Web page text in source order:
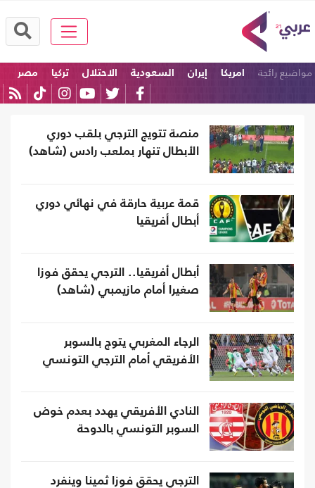
مواضيع رائجة امريكا إيران السعودية الاحتلال تركيا مصر
منصة تتويج الترجي بلقب دوري
الأبطال تنهار بملعب رادس (شاهد)
قمة عربية حارقة في نهائي دوري
أبطال أفريقيا
أبطال أفريقيا.. الترجي يحقق فوزا
صغيرا أمام مازيمبي (شاهد)
الرجاء المغربي يتوج بالسوبر
الأفريقي أمام الترجي التونسي
النادي الأفريقي يهدد بعدم خوض
السوبر التونسي بالدوحة
الترجي يحقق فوزا ثمينا وينفرد